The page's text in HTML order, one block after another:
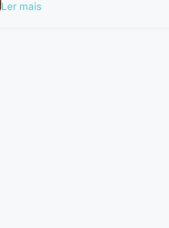
Ler mais